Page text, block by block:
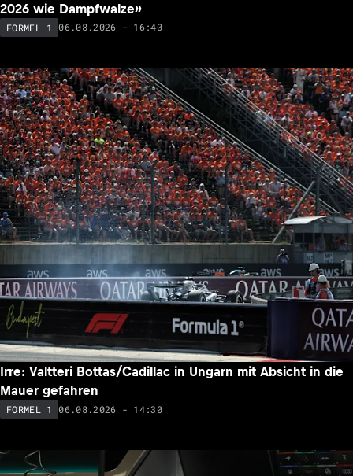
2026 wie Dampfwalze»
FORMEL 1 06.08.2026 - 16:40
Irre: Valtteri Bottas/Cadillac in Ungarn mit Absicht in die
Mauer gefahren
FORMEL 1 06.08.2026 - 14:30